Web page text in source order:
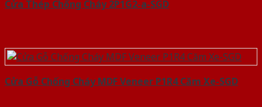
Cửa Thép Chống Cháy 2P1G2-a-SGD
Cửa Gỗ Chống Cháy MDF Veneer P1R4 Căm Xe-SGD